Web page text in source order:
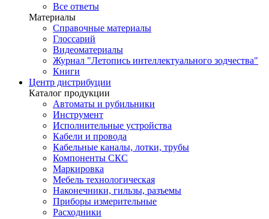
Все ответы
Материалы
Справочные материалы
Глоссарий
Видеоматериалы
Журнал "Летопись интеллектуального зодчества"
Книги
Центр дистрибуции
Каталог продукции
Автоматы и рубильники
Инструмент
Исполнительные устройства
Кабели и провода
Кабельные каналы, лотки, трубы
Компоненты СКС
Маркировка
Мебель технологическая
Наконечники, гильзы, разъемы
Приборы измерительные
Расходники